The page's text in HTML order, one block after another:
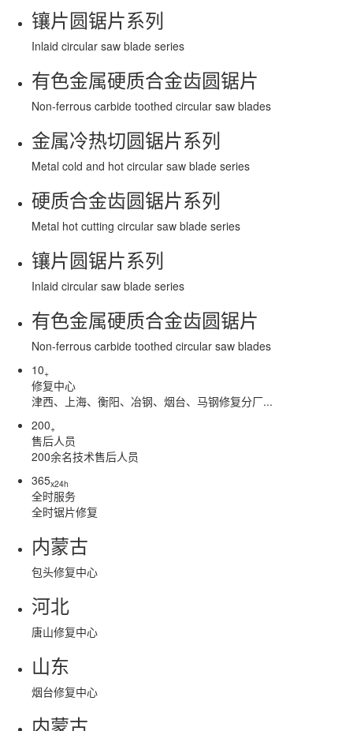
镶片圆锯片系列
Inlaid circular saw blade series
有色金属硬质合金齿圆锯片
Non-ferrous carbide toothed circular saw blades
金属冷热切圆锯片系列
Metal cold and hot circular saw blade series
硬质合金齿圆锯片系列
Metal hot cutting circular saw blade series
镶片圆锯片系列
Inlaid circular saw blade series
有色金属硬质合金齿圆锯片
Non-ferrous carbide toothed circular saw blades
10+
修复中心
津西、上海、衡阳、冶钢、烟台、马钢修复分厂...
200+
售后人员
200余名技术售后人员
365x24h
全时服务
全时锯片修复
内蒙古
包头修复中心
河北
唐山修复中心
山东
烟台修复中心
内蒙古